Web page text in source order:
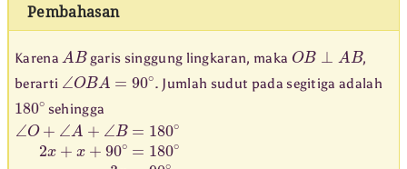
Pembahasan
Karena AB garis singgung lingkaran, maka OB⊥ B
,
berarti
∠OB A 90∘ . Jumlah sudut pada segitiga adalah
180∘ sehingga
O+∠A+ ∠ B=180 ∘2x+